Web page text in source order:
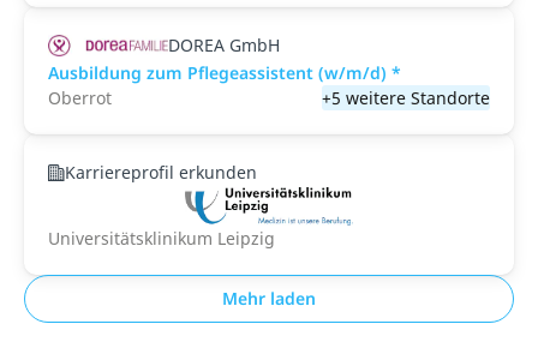
DOREA GmbH
Ausbildung zum Pflegeassistent (w/m/d) *
Oberrot
+5 weitere Standorte
Karriereprofil erkunden
Universitätsklinikum Leipzig
Mehr laden